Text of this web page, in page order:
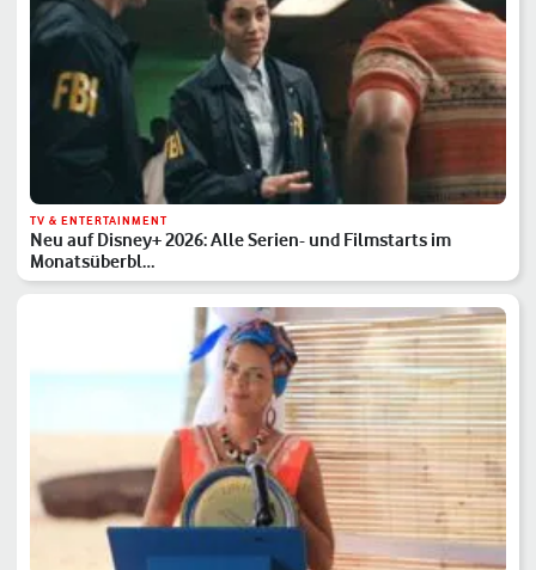
TV & ENTERTAINMENT
Neu auf Disney+ 2026: Alle Serien- und Filmstarts im
Monatsüberbl…